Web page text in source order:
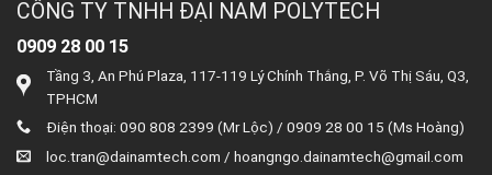
CÔNG TY TNHH ĐẠI NAM POLYTECH
0909 28 00 15
Tầng 3, An Phú Plaza, 117-119 Lý Chính Thắng, P. Võ Thị Sáu, Q3,
TPHCM
Điện thoại: 090 808 2399 (Mr Lộc) / 0909 28 00 15 (Ms Hoàng)
loc.tran@dainamtech.com / hoangngo.dainamtech@gmail.com